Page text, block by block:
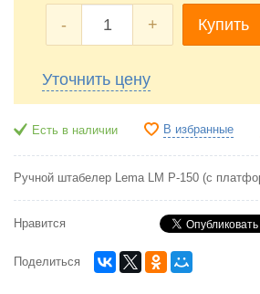
- + Купить
Уточнить цену
Есть в наличии В избранные
Ручной штабелер Lema LM P-150 (с
Нравится
Поделиться